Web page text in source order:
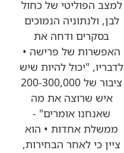
למצב הפוליטי של כחול
לבן, ולנתוניה הנמוכים
בסקרים ודחה את
האפשרות של פרישה •
לדבריו, "יכול להיות שיש
ציבור של 200-300,000
איש שרוצה את מה
שאנחנו אומרים" -
ממשלת אחדות • הוא
ציין כי לאחר הבחירות,